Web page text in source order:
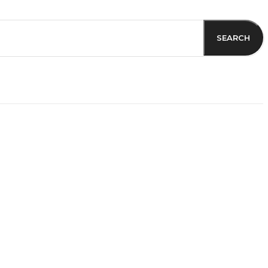
SEARCH